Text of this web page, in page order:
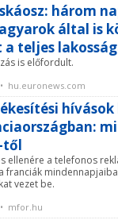
három
által is
teljes
is előfordult.
• hu.euronews.com
től
ellenére a telefonos
franciák
vezet be.
• mfor.hu